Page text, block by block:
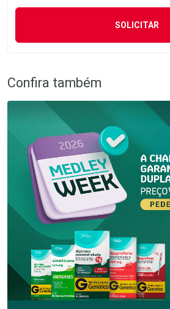
SOLICITAR
Confira também